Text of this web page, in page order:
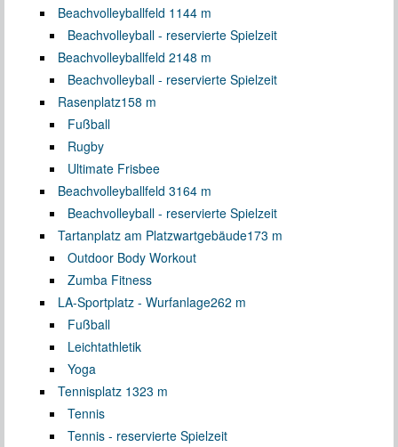
Beachvolleyballfeld 1 144 m
Beachvolleyball - reservierte Spielzeit
Beachvolleyballfeld 2148 m
Beachvolleyball - reservierte Spielzeit
Rasenplatz158 m
Fußball
Rugby
Ultimate Frisbee
Beachvolleyballfeld 3164 m
Beachvolleyball - reservierte Spielzeit
Tartanplatz am Platzwartgebäude173 m
Outdoor Body Workout
Zumba Fitness
LA-Sportplatz - Wurfanlage262 m
Fußball
Leichtathletik
Yoga
Tennisplatz 1323 m
Tennis
Tennis - reservierte Spielzeit